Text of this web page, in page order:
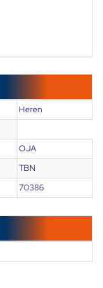
Heren
OJA
TBN
70386